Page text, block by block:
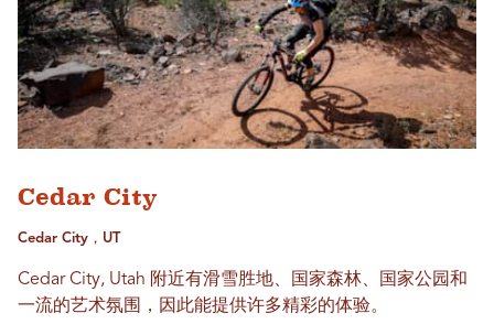
Cedar City
Cedar City，UT
Cedar City, Utah 附近有滑雪胜地、国家森林、国家公园和
一流的艺术氛围，因此能提供许多精彩的体验。